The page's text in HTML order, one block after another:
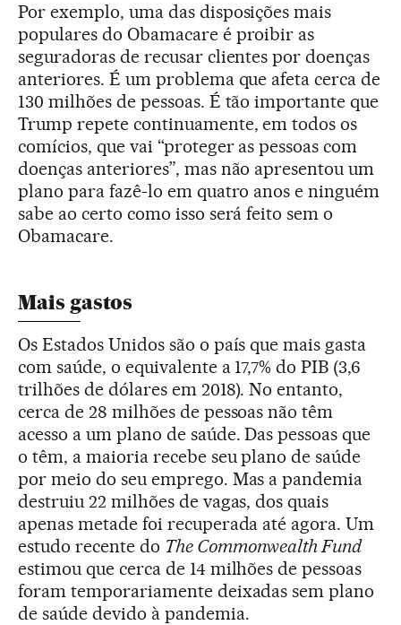
Por exemplo, uma das disposições mais
populares do Obamacare é proibir as
seguradoras de recusar clientes por doenças
anteriores. É um problema que afeta cerca de
130 milhões de pessoas. É tão importante que
Trump repete continuamente, em todos os
comícios, que vai “proteger as pessoas com
doenças anteriores”, mas não apresentou um
plano para fazê-lo em quatro anos e ninguém
sabe ao certo como isso será feito sem o
Obamacare.
Mais gastos
Os Estados Unidos são o país que mais gasta
com saúde, o equivalente a 17,7% do PIB (3,6
trilhões de dólares em 2018). No entanto,
cerca de 28 milhões de pessoas não têm
acesso a um plano de saúde. Das pessoas que
o têm, a maioria recebe seu plano de saúde
por meio do seu emprego. Mas a pandemia
destruiu 22 milhões de vagas, dos quais
apenas metade foi recuperada até agora. Um
estudo recente do The Commonwealth Fund
estimou que cerca de 14 milhões de pessoas
foram temporariamente deixadas sem plano
de saúde devido à pandemia.